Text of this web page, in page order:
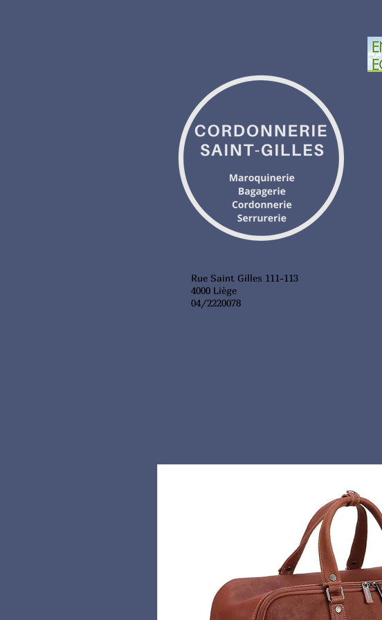
Rue Saint Gilles 111-113
4000 Liège
04/2220078